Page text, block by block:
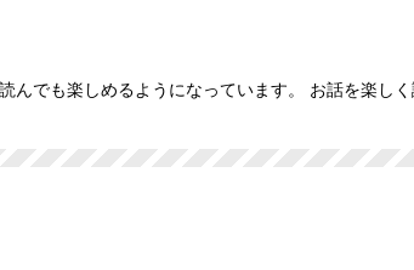
でも楽しめるようになっています。 お話を楽し